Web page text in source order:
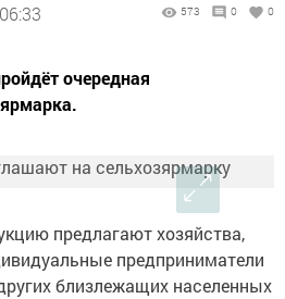
573 0 0
очередная
предлагают хозяйства,
предприниматели
близлежащих населенных